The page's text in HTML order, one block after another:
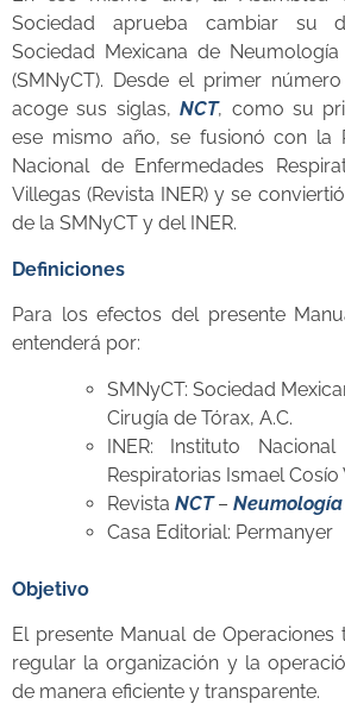
Sociedad aprueba cambiar su
Sociedad Mexicana de
(SMNyCT). Desde el primer
acoge sus siglas,NCT, como su
ese mismo año, se fusionó con la
Nacional de Enfermedades
Villegas (Revista INER) y se
de la SMNyCT y del INER.
Definiciones
Para los efectos del presente
entenderá por:
SMNyCT: Sociedad
Cirugía de Tórax, A.C.
INER: Instituto
Respiratorias Ismael Cosío
Revista NCT–
Casa Editorial: Permanyer
Objetivo
El presente Manual de
regular la organización y la
de manera eficiente y transparente.